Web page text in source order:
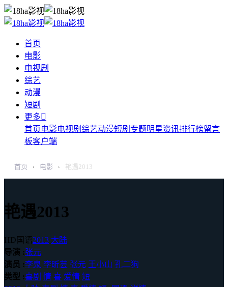
首页
电影
电视剧
综艺
动漫
短剧
更多
首页电影电视剧 综艺动漫短剧 专题明星资讯排行榜留言
板客户端
首页 › 电影 › 艳遇2013
艳遇2013
HD国语2013 大陆
导演 :张元
演员 :李泉 李昕芸 张元 王小山 孔二狗
类型 :喜剧 情 喜 爱情 短